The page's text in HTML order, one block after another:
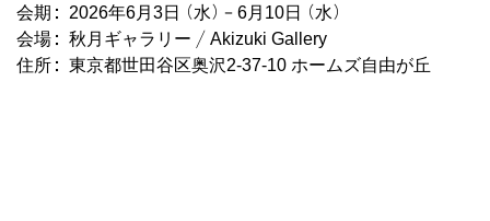
会期：2026年6月3日（水）– 6月10日（水）
会場：秋月ギャラリー / Akizuki Gallery
住所：東京都世田谷区奥沢2-37-10 ホームズ自由が丘